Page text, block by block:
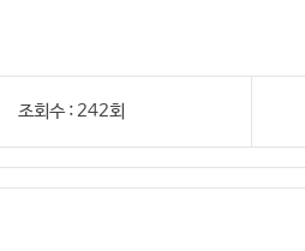
조회수 : 242회